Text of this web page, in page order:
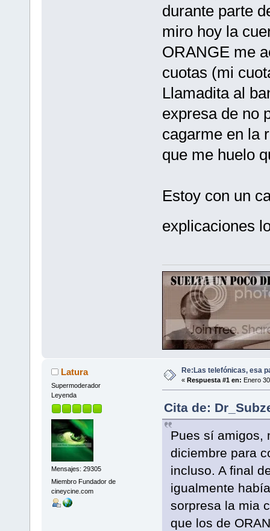
durante parte
miro hoy la
ORANGE me
cuotas (mi
Llamadita al
expresa de no
cagarme en la
que me huelo
Estoy con un
explicaciones
Latura
Supermoderador
Leyenda
Mensajes: 29305
Miembro Fundador de
cineycine.com
Re:Las telefónicas, esa
« Respuesta #1 en: Enero
Cita de:
Pues sí amigos,
diciembre para
incluso. A final
igualmente
sorpresa la mia
que los de